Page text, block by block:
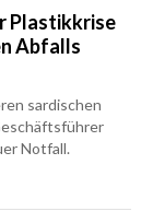
Plastikkrise
Abfalls
sardischen
Notfall.